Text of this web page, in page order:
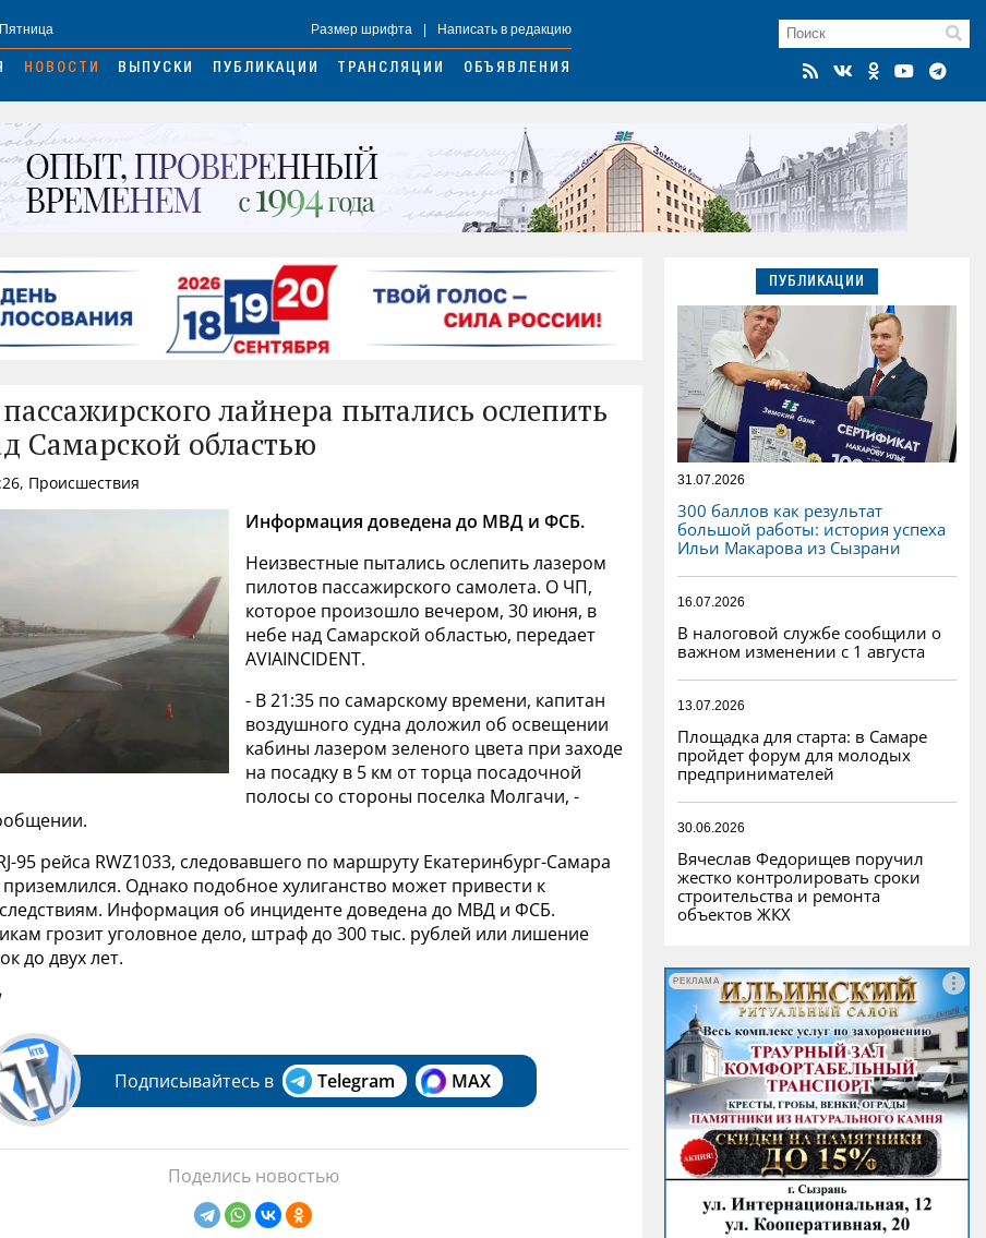
Размер шрифта Написать в редакцию
НОВОСТИ ВЫПУСКИ ПУБЛИКАЦИИ ТРАНСЛЯЦИИ ОБЪЯВЛЕНИЯ
лайнера пытались ослепить
Самарской областью
Происшествия
Информация доведена до МВД и ФСБ.
Неизвестные пытались ослепить лазером
пилотов пассажирского самолета. О ЧП,
которое произошло вечером, 30 июня, в
небе над Самарской областью, передает
AVIAINCIDENT.
- В 21:35 по самарскому времени, капитан
воздушного судна доложил об освещении
кабины лазером зеленого цвета при заходе
на посадку в 5 км от торца посадочной
полосы со стороны поселка Молгачи, -
95 рейса RWZ1033, следовавшего по маршруту Екатеринбург-Самара
Однако подобное хулиганство может привести к
Информация об инциденте доведена до МВД и ФСБ.
грозит уголовное дело, штраф до 300 тыс. рублей или лишение
до двух лет.
Подписывайтесь в Telegram MAX
Поделись новостью
ПУБЛИКАЦИИ
31.07.2026
300 баллов как результат
большой работы: история успеха
Ильи Макарова из Сызрани
16.07.2026
В налоговой службе сообщили о
важном изменении с 1 августа
13.07.2026
Площадка для старта: в Самаре
пройдет форум для молодых
предпринимателей
30.06.2026
Вячеслав Федорищев поручил
жестко контролировать сроки
строительства и ремонта
объектов ЖКХ
РЕКЛАМА